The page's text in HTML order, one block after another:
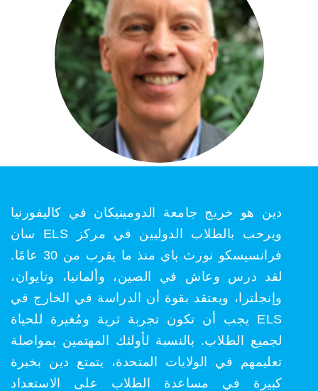
دين هو خريج جامعة الدومينيكان في كاليفورنيا
ويرحب بالطلاب الدوليين في مركز ELS سان
فرانسيسكو نورث باي منذ ما يقرب من 30 عامًا.
لقد درس وعاش في الصين، وألمانيا، وتايوان،
وإنجلترا، ويعتقد بقوة أن الدراسة في الخارج في
ELS يجب أن تكون تجربة ثرية ومُغيرة للحياة
لجميع الطلاب. بالنسبة لأولئك المهتمين بمواصلة
تعليمهم في الولايات المتحدة، يتمتع دين بخبرة
كبيرة في مساعدة الطلاب على الاستعداد